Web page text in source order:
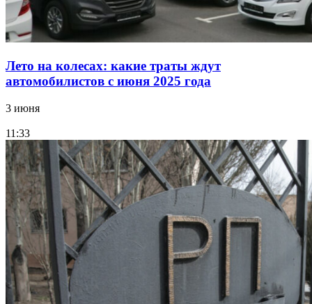
Лето на колесах: какие траты ждут
автомобилистов с июня 2025 года
3 июня
11:33